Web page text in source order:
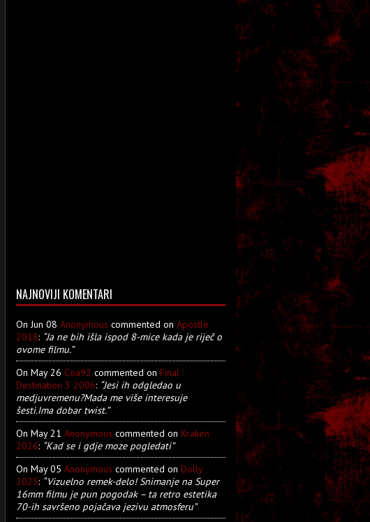
NAJNOVIJI KOMENTARI
On Jun 08 Anonymous commented on Apostle
2018: “Ja ne bih išla ispod 8-mice kada je riječ o
ovome filmu.”
On May 26 Coa92 commented on Final
Destination 3 2006: “Jesi ih odgledao u
medjuvremenu?Mada me više interesuje
šesti.Ima dobar twist.”
On May 21 Anonymous commented on Kraken
2026: “Kad se i gdje moze pogledati”
On May 05 Anonymous commented on Dolly
2025: “Vizuelno remek-delo! Snimanje na Super
16mm filmu je pun pogodak – ta retro estetika
70-ih savršeno pojačava jezivu atmosferu”